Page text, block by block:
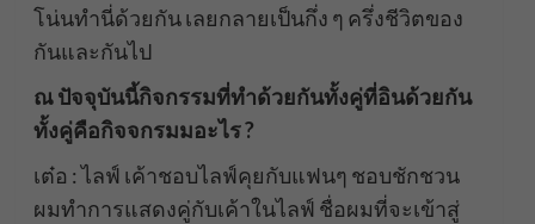
โน่นทำนี่ด้วยกัน เลยกลายเป็นกึ่ง ๆ ครึ่งชีวิตของ
กันและกันไป
ณ ปัจจุบันนี้กิจกรรมที่ทำด้วยกันทั้งคู่ที่อินด้วยกัน
ทั้งคู่คือกิจจกรมมอะไร ?
เต๋อ : ไลฟ์ เค้าชอบไลฟ์คุยกับแฟนๆ ชอบชักชวน
ผมทำการแสดงคู่กับเค้าในไลฟ์ ชื่อผมที่จะเข้าสู่